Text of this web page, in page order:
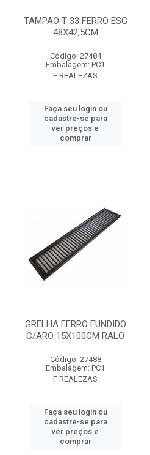
TAMPAO T 33 FERRO ESG
48X42,5CM
Código: 27484
Embalagem: PC1
F REALEZAS
Faça seu login ou
cadastre-se para
ver preços e
comprar
GRELHA FERRO FUNDIDO
C/ARO 15X100CM RALO
Código: 27488
Embalagem: PC1
F REALEZAS
Faça seu login ou
cadastre-se para
ver preços e
comprar